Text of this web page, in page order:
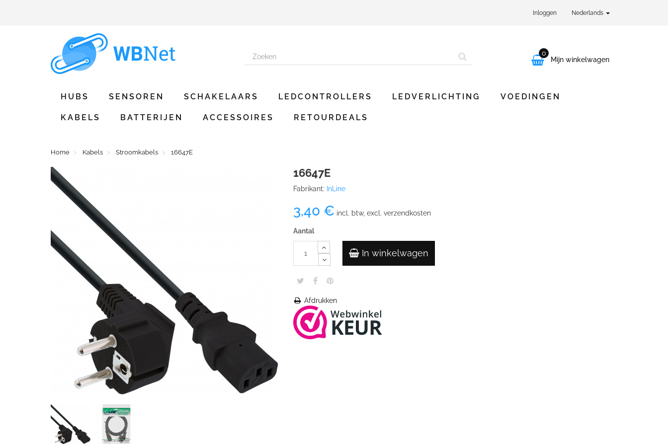
Inloggen Nederlands

0
Mijn winkelwagen
HUBS SENSOREN SCHAKELAARS LEDCONTROLLERS LEDVERLICHTING VOEDINGEN
KABELS BATTERIJEN ACCESSOIRES RETOURDEALS
Home Kabels Stroomkabels 16647E
16647E
Fabrikant: InLine
3,40 € incl. btw, excl. verzendkosten
Aantal
In winkelwagen
Afdrukken